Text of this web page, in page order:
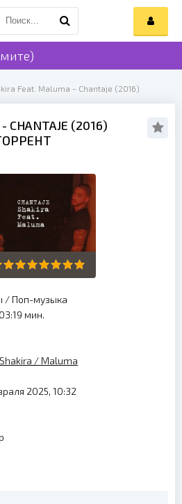
Feat. Maluma - Chantaje (2016)
- CHANTAJE (2016)
/ Поп-музыка
мин.
Shakira / Maluma
2025, 10:32